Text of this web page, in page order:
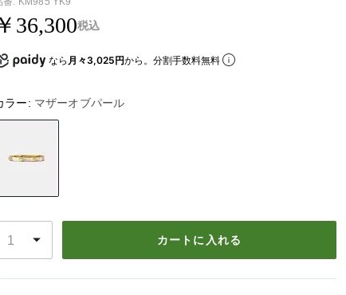
￥36,300税込
なら 月々3,025円から。分割手数料無料
ラー: マザーオブパール
カートに入れる